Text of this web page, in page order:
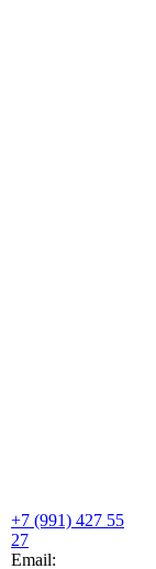
+7 (991) 427 55
27
Email: